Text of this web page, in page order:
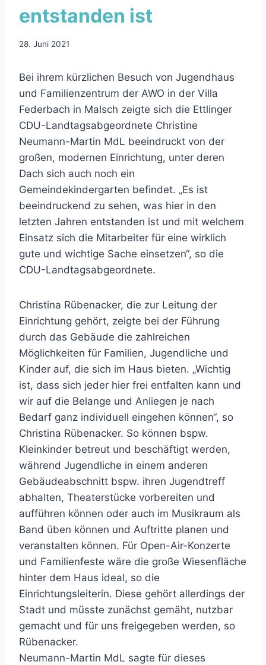
entstanden ist
28. Juni 2021
Bei ihrem kürzlichen Besuch von Jugendhaus
und Familienzentrum der AWO in der Villa
Federbach in Malsch zeigte sich die Ettlinger
CDU-Landtagsabgeordnete Christine
Neumann-Martin MdL beeindruckt von der
großen, modernen Einrichtung, unter deren
Dach sich auch noch ein
Gemeindekindergarten befindet. „Es ist
beeindruckend zu sehen, was hier in den
letzten Jahren entstanden ist und mit welchem
Einsatz sich die Mitarbeiter für eine wirklich
gute und wichtige Sache einsetzen“, so die
CDU-Landtagsabgeordnete.
Christina Rübenacker, die zur Leitung der
Einrichtung gehört, zeigte bei der Führung
durch das Gebäude die zahlreichen
Möglichkeiten für Familien, Jugendliche und
Kinder auf, die sich im Haus bieten. „Wichtig
ist, dass sich jeder hier frei entfalten kann und
wir auf die Belange und Anliegen je nach
Bedarf ganz individuell eingehen können“, so
Christina Rübenacker. So können bspw.
Kleinkinder betreut und beschäftigt werden,
während Jugendliche in einem anderen
Gebäudeabschnitt bspw. ihren Jugendtreff
abhalten, Theaterstücke vorbereiten und
aufführen können oder auch im Musikraum als
Band üben können und Auftritte planen und
veranstalten können. Für Open-Air-Konzerte
und Familienfeste wäre die große Wiesenfläche
hinter dem Haus ideal, so die
Einrichtungsleiterin. Diese gehört allerdings der
Stadt und müsste zunächst gemäht, nutzbar
gemacht und für uns freigegeben werden, so
Rübenacker.
Neumann-Martin MdL sagte für dieses